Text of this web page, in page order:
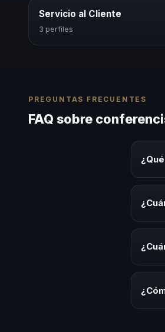
Servicio al Cliente
3 perfiles
PREGUNTAS FRECUENTES
FAQ sobre